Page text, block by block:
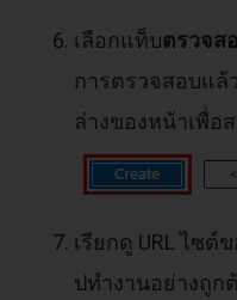
เลือกแท็บตรวจส
การตรวจสอบแล้
ล่างของหน้าเพื่อ
เรียกดู URL ไซ
ปทำงานอย่างถูก